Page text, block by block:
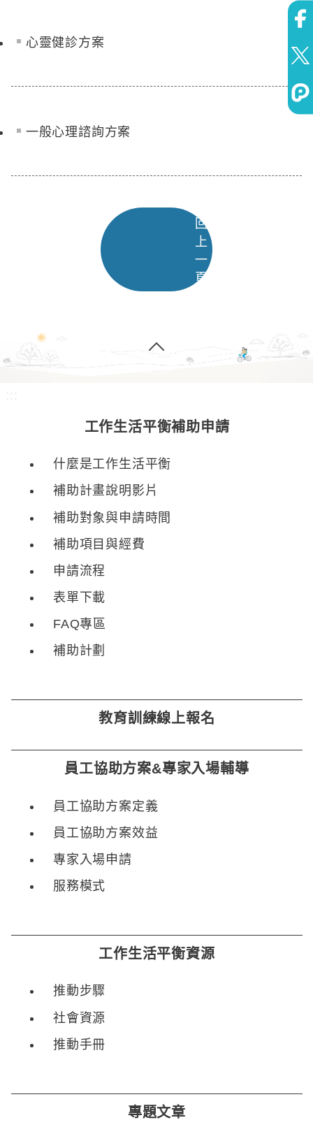
心靈健診方案
一般心理諮詢方案
回
上
一
頁
:::
工作生活平衡補助申請
什麼是工作生活平衡
補助計畫說明影片
補助對象與申請時間
補助項目與經費
申請流程
表單下載
FAQ專區
補助計劃
教育訓練線上報名
員工協助方案&專家入場輔導
員工協助方案定義
員工協助方案效益
專家入場申請
服務模式
工作生活平衡資源
推動步驟
社會資源
推動手冊
專題文章